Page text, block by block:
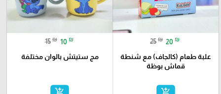
25 ₪ 20 ₪
علبة طعام (كالجاف) مع شنطة
قماش بوظة
15 ₪ 10 ₪
مج ستيتش بالوان مختلفة